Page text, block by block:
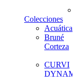
Colecciones
Acuática
Bruné
Corteza
CURVI